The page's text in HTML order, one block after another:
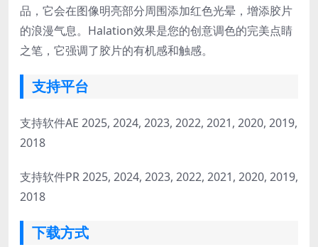
品，它会在图像明亮部分周围添加红色光晕，增添胶片
的浪漫气息。Halation效果是您的创意调色的完美点睛
之笔，它强调了胶片的有机感和触感。
支持平台
支持软件AE 2025, 2024, 2023, 2022, 2021, 2020, 2019,
2018
支持软件PR 2025, 2024, 2023, 2022, 2021, 2020, 2019,
2018
下载方式